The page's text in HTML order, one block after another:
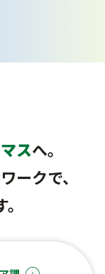
スへ。
ークで、